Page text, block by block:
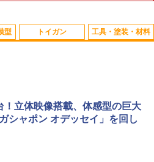
【TAMIYA/タミヤ】 RCオプショ
ツ OP88 6024 4駆前輪スクエアス
タイヤ
【TAMIYA/タミヤ】 RCオプショ
ツ OP84 6029 後輪スクエアスパ
NATIONS S.H.フィギュアー
骨彫製法） 仮面ライダーBLACK
150mm PVC&ABS&布製 塗装済み
ィギュア
型
SPIRITS(バンダイ スピリッツ)
SIS-J00 メルンジャ[カラーA] 色
みプラモデル
トイガン
ルイ(TOKYO MARUI) No.25 コル
メント HG 18歳以上エアーHOP
ガン
工具・塗装・材料
レオス Mr.トップコート 水性プレ
トップコートスプレー 光沢 88ml
用仕上材 B601
！立体映像搭載、体感型の巨大
シャポン オデッセイ」を回し